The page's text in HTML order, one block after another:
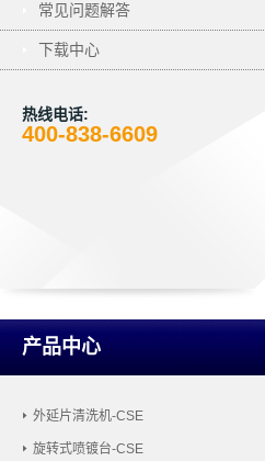
常见问题解答
下载中心
热线电话:
400-838-6609
产品中心
外延片清洗机-CSE
旋转式喷镀台-CSE